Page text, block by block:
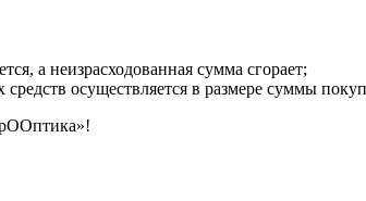
а неизрасходованная сумма сгорает;
осуществляется в размере суммы